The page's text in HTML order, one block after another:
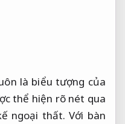
là biểu tượng của
thể hiện rõ nét qua
ngoại thất. Với bàn